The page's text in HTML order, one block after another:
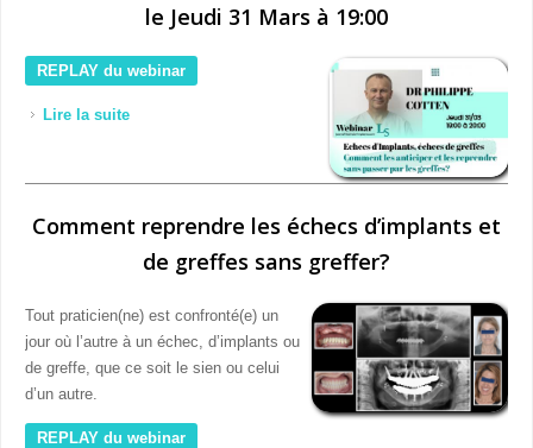
le Jeudi 31 Mars à 19:00
REPLAY du webinar
Lire la suite de Replay du webinar avec le Dr Philippe Cotten le
Comment reprendre les échecs d’implants et
de greffes sans greffer?
Tout praticien(ne) est confronté(e) un
jour où l’autre à un échec, d’implants ou
de greffe, que ce soit le sien ou celui
d’un autre.
REPLAY du webinar